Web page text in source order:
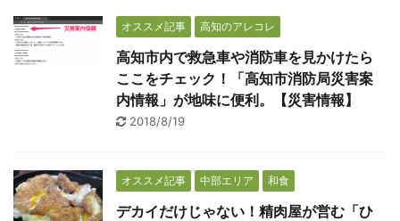
オススメ記事 高知のアレコレ
高知市内で救急車や消防車を見かけたら
ここをチェック！「高知市消防局災害案
内情報」が地味に便利。【災害情報】
2018/8/19
オススメ記事 中部エリア 和食
デカイだけじゃない！精肉屋が営む「ひ